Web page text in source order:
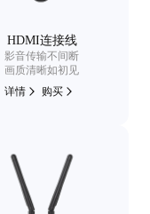
HDMI连接线
影音传输不间断
画质清晰如初见
详情
购买